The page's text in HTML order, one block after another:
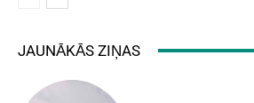
JAUNĀKĀS ZIŅAS